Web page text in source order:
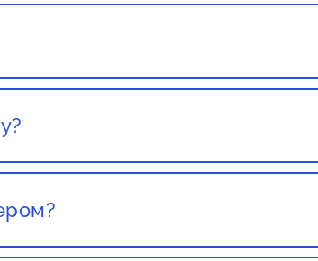
бесплатны!
наших клиентов подключают в
роутер должен был приобретаться в